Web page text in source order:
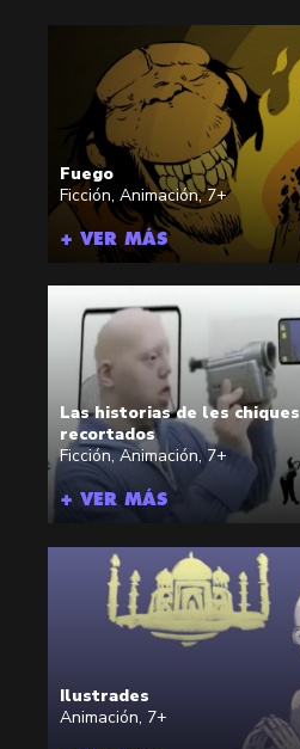
Fuego
Ficción, Animación,7+
+ VER MÁS
Las historias de les chiques
recortados
Ficción,Animación,7+
+ VER MÁS
Ilustrades
Animación, 7+